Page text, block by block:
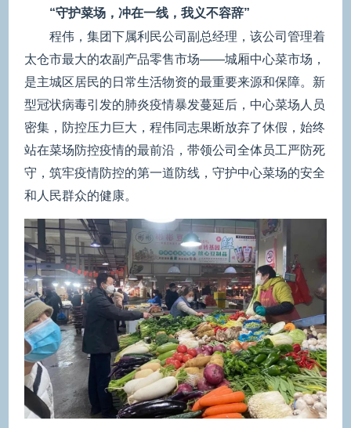
“守护菜场，冲在一线，我义不容辞”
程伟，集团下属利民公司副总经理，该公司管理着
太仓市最大的农副产品零售市场——城厢中心菜市场，
是主城区居民的日常生活物资的最重要来源和保障。新
型冠状病毒引发的肺炎疫情暴发蔓延后，中心菜场人员
密集，防控压力巨大，程伟同志果断放弃了休假，始终
站在菜场防控疫情的最前沿，带领公司全体员工严防死
守，筑牢疫情防控的第一道防线，守护中心菜场的安全
和人民群众的健康。